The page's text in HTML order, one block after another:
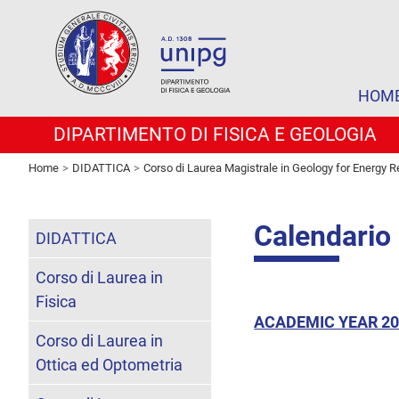
DIPARTIMENTO DI FISICA E GEOLOGIA
Home DIDATTICA Corso di Laurea Magistrale in Geology for Energy
ACADEMIC YEAR
DIDATTICA
Corso di Laurea in
Fisica
Corso di Laurea in
Ottica ed Optometria